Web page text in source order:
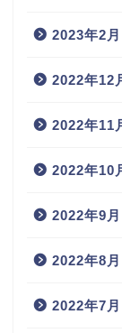
2023年2月
2022年12
2022年11
2022年10
2022年9月
2022年8月
2022年7月